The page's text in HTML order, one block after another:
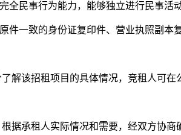
全民事行为能力，能够独立进行民事活
件一致的身份证复印件、营业执照副本
解该招租项目的具体情况，竞租人可在
据承租人实际情况和需要，经双方协商